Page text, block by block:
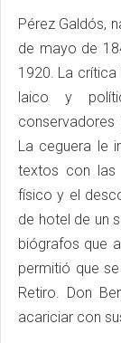
Pérez Galdós,
de mayo de
1920. La crítica
laico y
La ceguera le
textos con las
físico y el
de hotel de un
biógrafos que
permitió que
Retiro. Don
acariciar con